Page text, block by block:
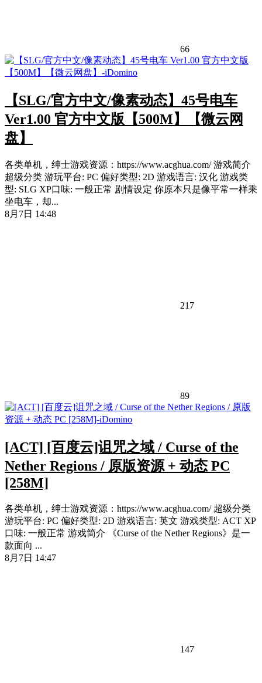
66
【SLG/官方中文/像素动态】45号电车
Ver1.00 官方中文版【500M】【微云网
盘】
各类单机，绅士游戏资源：https://www.acghua.com/ 游戏简介
超级分类 游玩平台: PC 偏好类型: 2D 游戏语言: 汉化 游戏类
型: SLG XP口味: 一般正常 剧情设定 你原本只是像平常一样乘
坐电车，却...
8月7日 14:48
217
89
[ACT] [百度云]诅咒之域 / Curse of the
Nether Regions / 原版资源 + 动态 PC
[258M]
各类单机，绅士游戏资源：https://www.acghua.com/ 超级分类
游玩平台: PC 偏好类型: 2D 游戏语言: 英文 游戏类型: ACT XP
口味: 一般正常 游戏简介 《Curse of the Nether Regions》是一
款面向 ...
8月7日 14:47
147